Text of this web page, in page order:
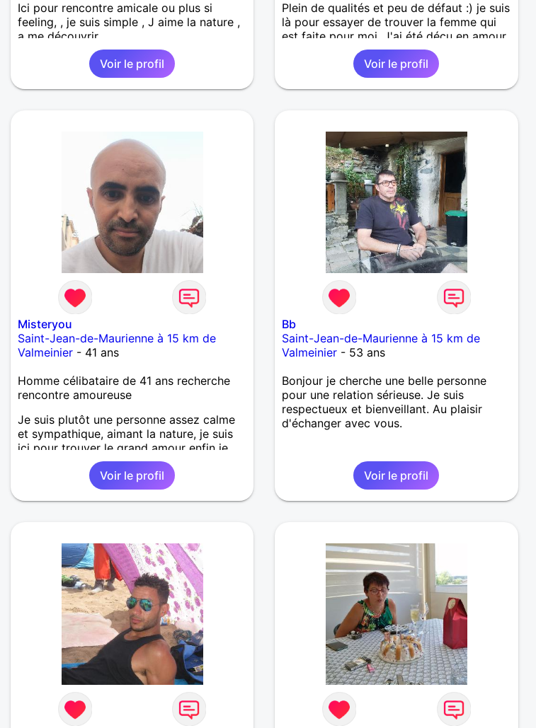
Ici pour rencontre amicale ou plus si
feeling, , je suis simple , J aime la nature ,
a me découvrir
Voir le profil
Plein de qualités et peu de défaut :) je suis
là pour essayer de trouver la femme qui
est faite pour moi. J'ai été déçu en amour
mais j'y crois plus que jamais.
Voir le profil
Misteryou
Saint-Jean-de-Maurienne à 15 km de
Valmeinier - 41 ans
Homme célibataire de 41 ans recherche
rencontre amoureuse
Je suis plutôt une personne assez calme
et sympathique, aimant la nature, je suis
ici pour trouver le grand amour enfin je
Voir le profil
Bb
Saint-Jean-de-Maurienne à 15 km de
Valmeinier - 53 ans
Bonjour je cherche une belle personne
pour une relation sérieuse. Je suis
respectueux et bienveillant. Au plaisir
d'échanger avec vous.
Voir le profil